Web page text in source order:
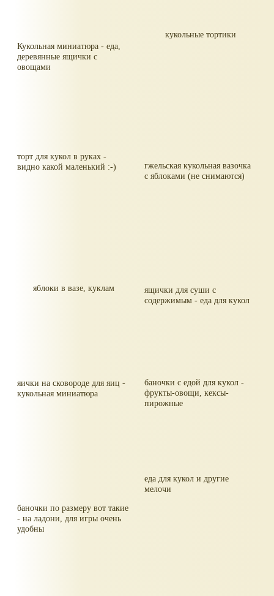
Кукольная миниатюра - еда,
деревянные ящички с
овощами
кукольные тортики
торт для кукол в руках -
видно какой маленький :-)
гжельская кукольная вазочка
с яблоками (не снимаются)
яблоки в вазе, куклам
ящички для суши с
содержимым - еда для кукол
яички на сковороде для яиц -
кукольная миниатюра
баночки с едой для кукол -
фрукты-овощи, кексы-
пирожные
баночки по размеру вот такие
- на ладони, для игры очень
удобны
еда для кукол и другие
мелочи